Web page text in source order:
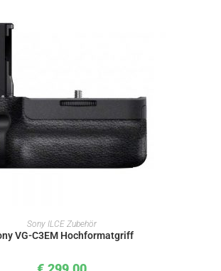
IN DEN WARENKORB
Sony ILCE Zubehör
VG-C3EM Hochformatgriff